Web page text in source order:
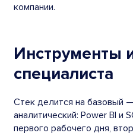
компании.
Инструменты
специалиста
Стек делится на базовый
аналитический: Power BI и
первого рабочего дня,